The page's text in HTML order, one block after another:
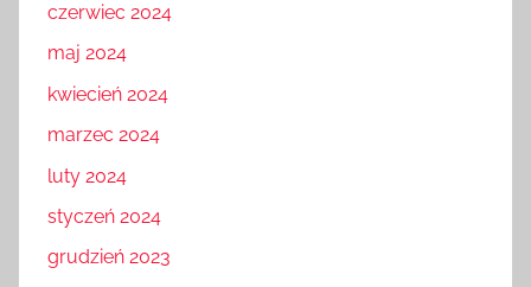
czerwiec 2024
maj 2024
kwiecień 2024
marzec 2024
luty 2024
styczeń 2024
grudzień 2023